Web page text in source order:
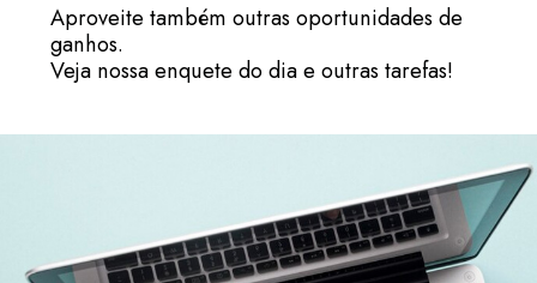
Aproveite também outras oportunidades de
ganhos.
Veja nossa enquete do dia e outras tarefas!